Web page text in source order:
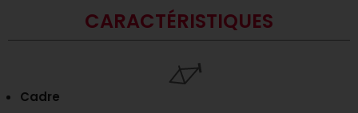
CARACTÉRISTIQUES
Cadre